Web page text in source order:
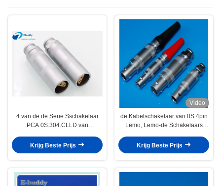
4 van de de Serie Sschakelaar
PCA.0S.304.CLLD van
Maanschakelaar Halve de Stop
Vrije Contactdoos
Krijg Beste Prijs
Video
de Kabelschakelaar van 0S 4pin
Lemo, Lemo-de Schakelaars
Sdraad
Krijg Beste Prijs